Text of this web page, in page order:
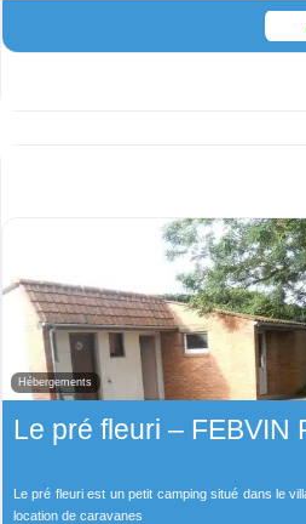
Hébergements
Le pré fleuri – FEBVIN
Le pré fleuri est un petit camping situé dans le
location de caravanes